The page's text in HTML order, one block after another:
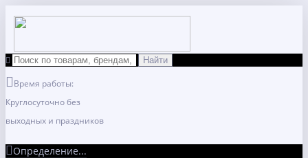
Время работы:
Круглосуточно без
выходных и праздников
Определение...